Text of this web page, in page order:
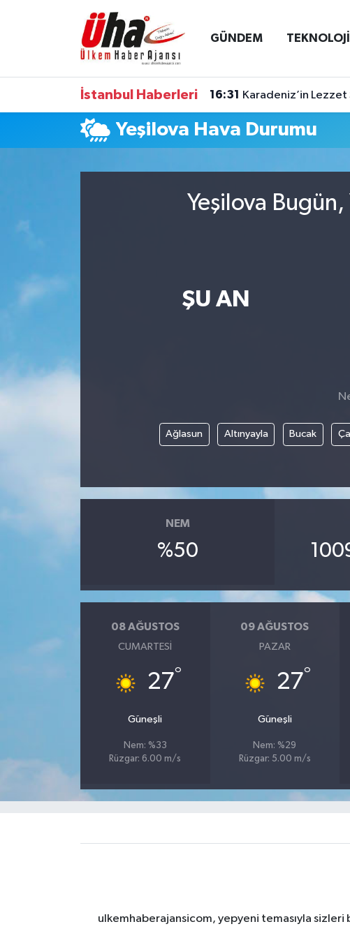
GÜNDEM TEKNOLOJİ
İstanbul Haberleri 16:31 Karadeniz’in Lezzet
Yeşilova Hava Durumu
Yeşilova Bugün,
ŞU AN
Ağlasun Altınyayla Bucak
NEM
%50
08 AĞUSTOS
CUMARTESI
27°
Güneşli
Nem: %33
Rüzgar: 6.00 m/s
09 AĞUSTOS
PAZAR
27°
Güneşli
Nem: %29
Rüzgar: 5.00 m/s
ulkemhaberajansicom, yepyeni temasıyla
İstanbul Nöbetçi Eczaneler
İstanbul Hava Durumu
İstanbul Namaz Vakitleri
Süper Lig Puan Durumu ve Fikstür